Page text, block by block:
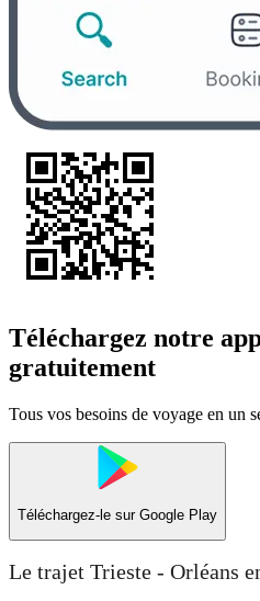
Téléchargez notre
gratuitement
Tous vos besoins de voyage en un
Téléchargez-le sur Google Play
Le trajet Trieste - Orléans